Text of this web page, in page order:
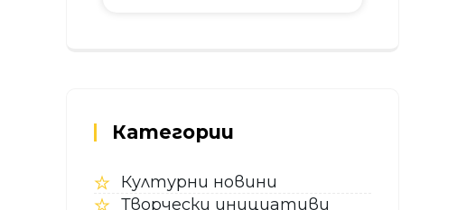
Категории
Културни новини
Творчески инициативи